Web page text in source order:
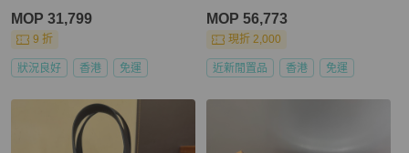
MOP 31,799
9 折
狀況良好 香港 免運
MOP 56,773
現折 2,000
近新閒置品 香港 免運